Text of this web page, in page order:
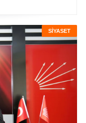
SİYASET